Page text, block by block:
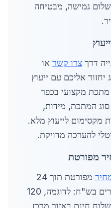
גמישה, מבטיחה
דרך צרו קשר או
שעות נציג יחזור אליכם עם ייעוץ
מתכת מקצועי בכפר
המתכת, מידות,
זמנים: 24 שעות מקסימום לייעוץ מלא.
להערכה מדויקת.
מפורטת תוך 24
שעות. ההצעה כוללת מחירים בש"ח: לדוגמה, 120
חינם באזור מרכז.